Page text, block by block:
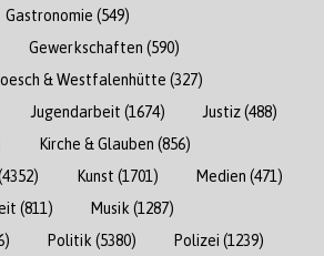
Gastronomie (549)
Gewerkschaften (590)
& Westfalenhütte (327)
Jugendarbeit (1674) Justiz(488)
Kirche & Glauben (856)
Kunst (1701) Medien (471)
(811) Musik (1287)
Politik (5380) Polizei (1239)